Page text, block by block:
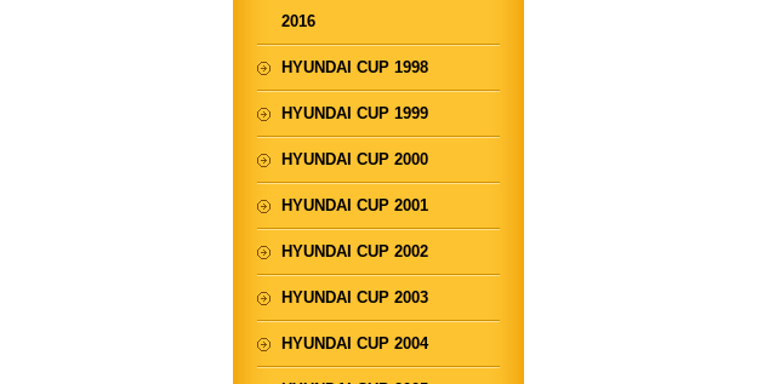
2016
HYUNDAI CUP 1998
HYUNDAI CUP 1999
HYUNDAI CUP 2000
HYUNDAI CUP 2001
HYUNDAI CUP 2002
HYUNDAI CUP 2003
HYUNDAI CUP 2004